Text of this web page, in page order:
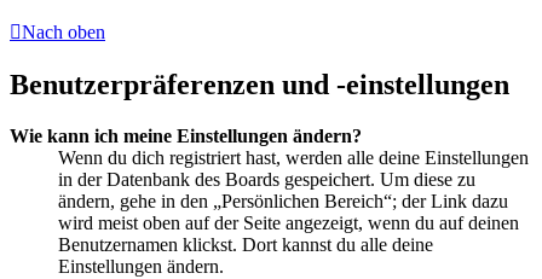
Nach oben
Benutzerpräferenzen und -einstellungen
Wie kann ich meine Einstellungen ändern?
Wenn du dich registriert hast, werden alle deine Einstellungen
in der Datenbank des Boards gespeichert. Um diese zu
ändern, gehe in den „Persönlichen Bereich“; der Link dazu
wird meist oben auf der Seite angezeigt, wenn du auf deinen
Benutzernamen klickst. Dort kannst du alle deine
Einstellungen ändern.